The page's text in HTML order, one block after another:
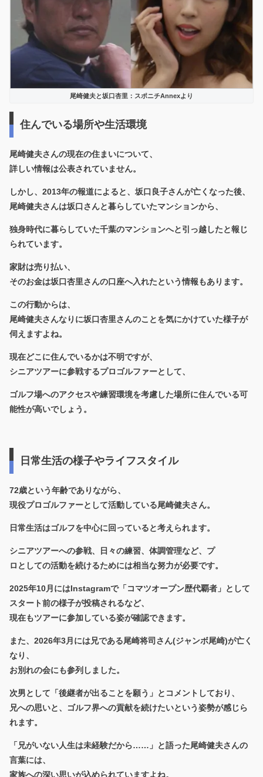
尾崎健夫と坂口杏里：スポニチAnnexより
住んでいる場所や生活環境
尾崎健夫さんの現在の住まいについて、
詳しい情報は公表されていません。
しかし、2013年の報道によると、坂口良子さんが亡くなった後、
尾崎健夫さんは坂口さんと暮らしていたマンションから、
独身時代に暮らしていた千葉のマンションへと引っ越したと報じ
られています。
家財は売り払い、
そのお金は坂口杏里さんの口座へ入れたという情報もあります。
この行動からは、
尾崎健夫さんなりに坂口杏里さんのことを気にかけていた様子が
伺えますよね。
現在どこに住んでいるかは不明ですが、
シニアツアーに参戦するプロゴルファーとして、
ゴルフ場へのアクセスや練習環境を考慮した場所に住んでいる可
能性が高いでしょう。
日常生活の様子やライフスタイル
72歳という年齢でありながら、
現役プロゴルファーとして活動している尾崎健夫さん。
日常生活はゴルフを中心に回っていると考えられます。
シニアツアーへの参戦、日々の練習、体調管理など、プ
ロとしての活動を続けるためには相当な努力が必要です。
2025年10月にはInstagramで「コマツオープン歴代覇者」として
スタート前の様子が投稿されるなど、
現在もツアーに参加している姿が確認できます。
また、2026年3月には兄である尾崎将司さん(ジャンボ尾崎)が亡く
なり、
お別れの会にも参列しました。
次男として「後継者が出ることを願う」とコメントしており、
兄への思いと、ゴルフ界への貢献を続けたいという姿勢が感じら
れます。
「兄がいない人生は未経験だから……」と語った尾崎健夫さんの
言葉には、
家族への深い思いが込められていますよね。